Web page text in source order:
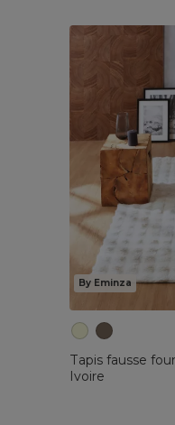
By Eminza
Tapis fausse
Ivoire